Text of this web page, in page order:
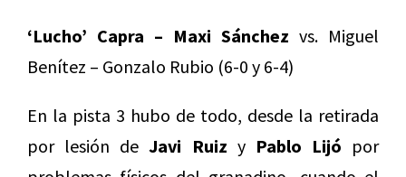
‘Lucho’ Capra – Maxi Sánchez vs. Miguel
Benítez – Gonzalo Rubio (6-0 y 6-4)
En la pista 3 hubo de todo, desde la retirada
por lesión deJavi Ruiz y Pablo Lijó por